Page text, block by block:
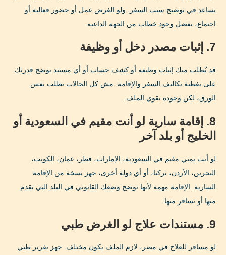
يساعد في توضيح سبب السفر. ولو الغرض عمل أو حضور فعالية أو
اجتماع، يفضل وجود خطاب من الجهة الداعية.
7. إثبات مصدر دخل أو وظيفة
قد يُطلب منك إثبات وظيفة أو كشف حساب أو أي مستند يوضح قدرتك
على تغطية تكاليف السفر والإقامة. مش كل الحالات تطلب نفس
الورق، لكن وجوده يقوي الملف.
8. إقامة سارية لو أنت مقيم في السعودية أو
الخليج أو بلد آخر
لو أنت يمني مقيم في السعودية، الإمارات، قطر، عمان، الكويت،
البحرين، الأردن، تركيا، أو أي دولة أخرى، جهز نسخة من الإقامة
السارية. الإقامة مهمة لأنها توضح وضعك القانوني في البلد التي تقدم
منها أو تسافر منها.
9. مستندات علاج لو الغرض طبي
لو مسافر للعلاج في مصر، لازم الملف يكون مختلف. جهز تقرير طبي